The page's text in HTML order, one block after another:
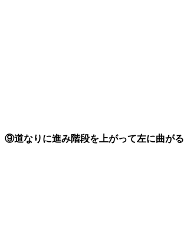
⑨道なりに進み階段を上がって左に曲がる